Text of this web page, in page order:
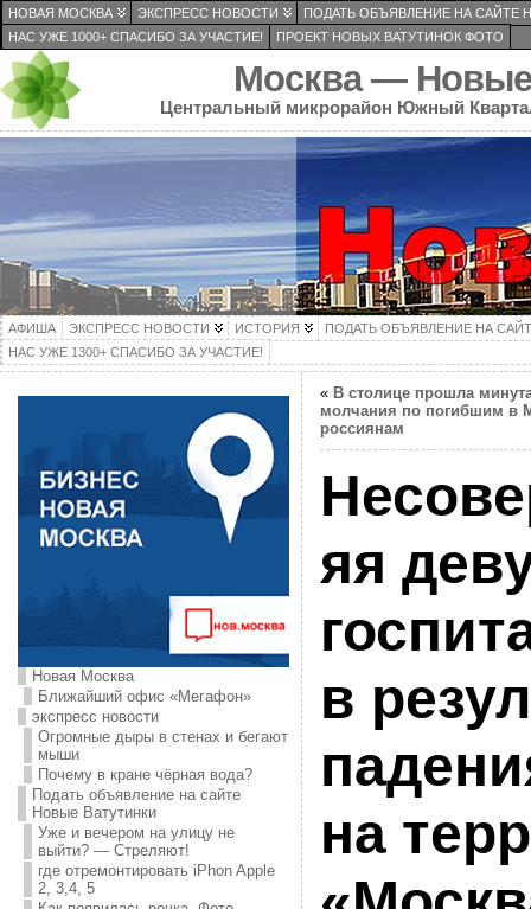
НОВАЯ МОСКВА ЭКСПРЕСС НОВОСТИ
ПОДАТЬ ОБЪЯВЛЕНИЕ НА САЙТЕ
НАС УЖЕ 1000+ СПАСИБО ЗА УЧАСТИЕ!
ПРОЕКТ НОВЫХ ВАТУТИНОК ФОТО
Москва — Новые
Центральный микрорайон Южный
АФИША ЭКСПРЕСС НОВОСТИ ИСТОРИЯ
ПОДАТЬ ОБЪЯВЛЕНИЕ НА
НАС УЖЕ 1300+ СПАСИБО ЗА УЧАСТИЕ!
Новая Москва
Ближайший офис «Мегафон»
экспресс новости
Огромные дыры в стенах и бегают
мыши
Почему в кране чёрная вода?
Подать объявление на сайте
Новые Ватутинки
Уже и вечером на улицу не
выйти? — Стреляют!
где отремонтировать iPhon Apple
2, 3,4, 5
« В столице прошла
молчания по погибшим в
россиянам
яя
в
на